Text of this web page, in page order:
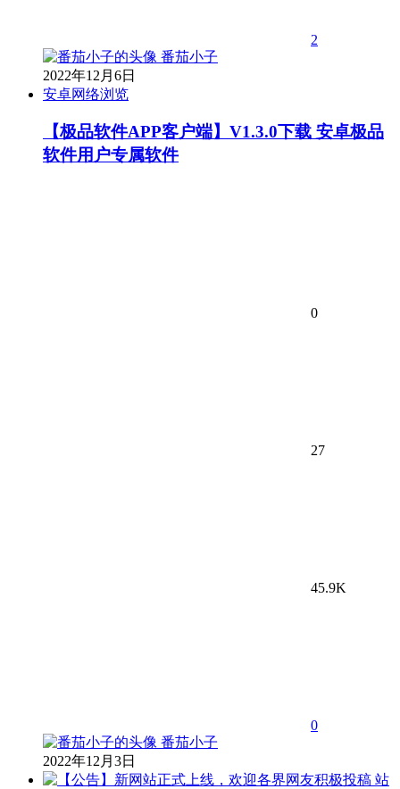
2
番茄小子
2022年12月6日
安卓网络浏览
【极品软件APP客户端】V1.3.0下载 安卓极品
软件用户专属软件
0
27
45.9K
0
番茄小子
2022年12月3日
站